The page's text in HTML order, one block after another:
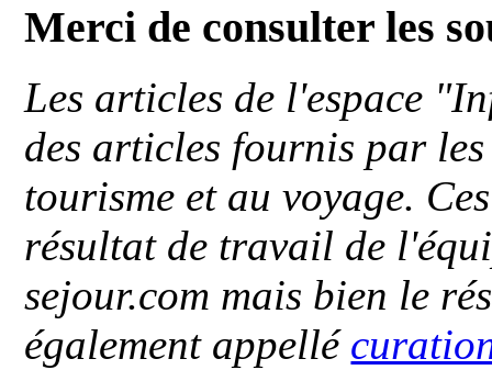
Merci de consulter les
Les articles de l'espace
des articles fournis par
tourisme et au voyage.
résultat de travail de
sejour.com mais bien le
également appellé